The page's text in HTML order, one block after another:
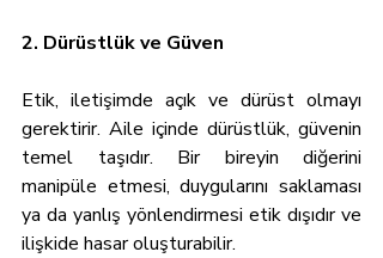
2. Dürüstlük ve Güven
Etik, iletişimde açık ve dürüst olmayı
gerektirir. Aile içinde dürüstlük, güvenin
temel taşıdır. Bir bireyin diğerini
manipüle etmesi, duygularını saklaması
ya da yanlış yönlendirmesi etik dışıdır ve
ilişkide hasar oluşturabilir.